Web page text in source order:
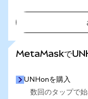
MetaMaskで
UNHonを購入
数回のタップで始